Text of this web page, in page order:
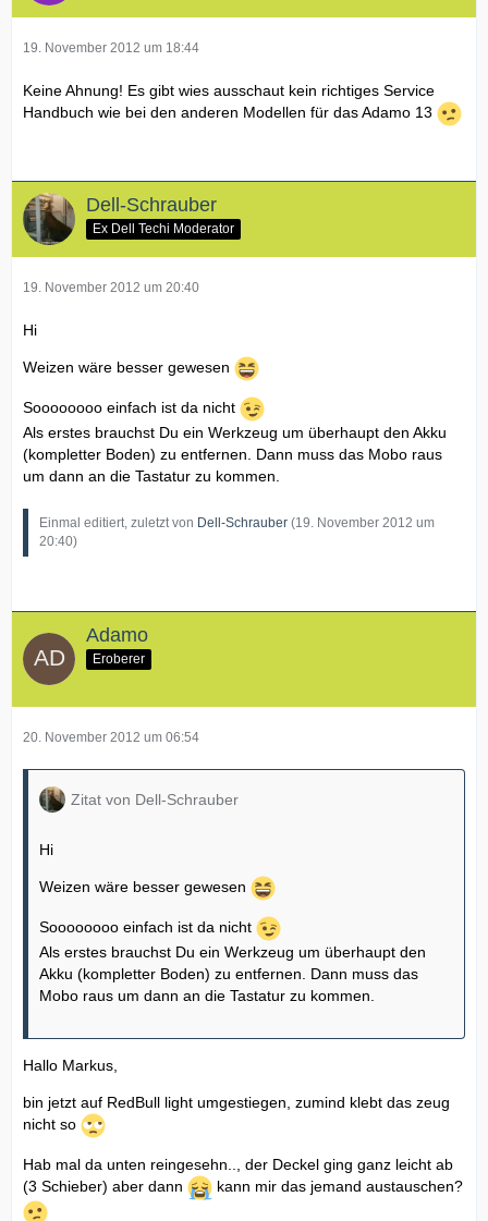
19. November 2012 um 18:44
Keine Ahnung! Es gibt wies ausschaut kein richtiges Service
Handbuch wie bei den anderen Modellen für das Adamo 13
Dell-Schrauber
Ex Dell Techi Moderator
19. November 2012 um 20:40
Hi
Weizen wäre besser gewesen
Soooooooo einfach ist da nicht
Als erstes brauchst Du ein Werkzeug um überhaupt den Akku
(kompletter Boden) zu entfernen. Dann muss das Mobo raus
um dann an die Tastatur zu kommen.
Einmal editiert, zuletzt von Dell-Schrauber (19. November 2012 um
20:40)
Adamo
Eroberer
20. November 2012 um 06:54
Zitat von Dell-Schrauber
Hi
Weizen wäre besser gewesen
Soooooooo einfach ist da nicht
Als erstes brauchst Du ein Werkzeug um überhaupt den
Akku (kompletter Boden) zu entfernen. Dann muss das
Mobo raus um dann an die Tastatur zu kommen.
Hallo Markus,
bin jetzt auf RedBull light umgestiegen, zumind klebt das zeug
nicht so
Hab mal da unten reingesehn.., der Deckel ging ganz leicht ab
(3 Schieber) aber dann
kann mir das jemand austauschen?